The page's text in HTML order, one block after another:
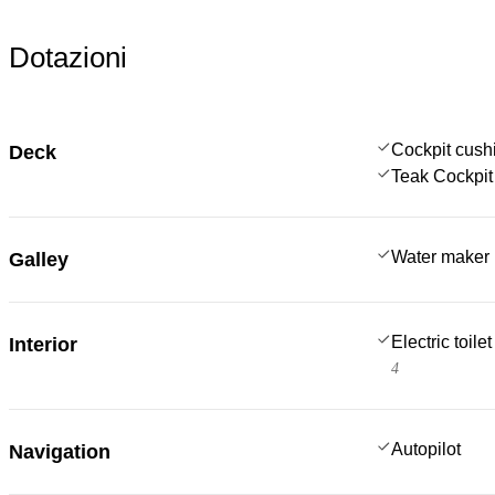
Dotazioni
Deck Cockpit
Teak Cockpit
Galley Water maker
Interior Electric toilet
4
Navigation Autopilot